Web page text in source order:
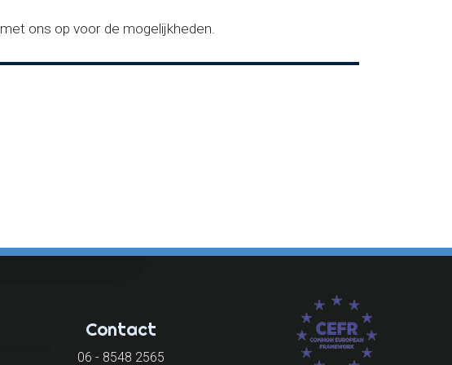
met ons op voor de mogelijkheden.
Contact
06 - 8548 2565